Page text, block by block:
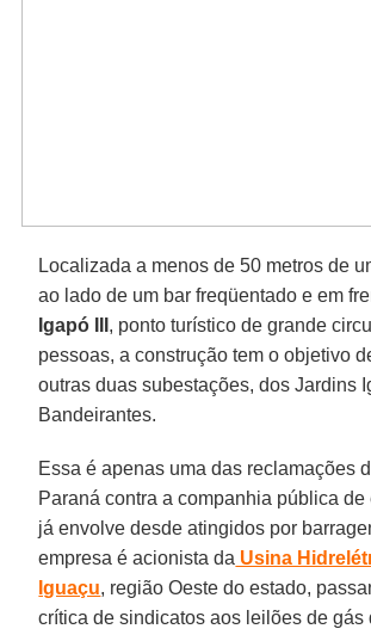
Localizada a menos de 50 metros de
ao lado de um bar freqüentado e em
Igapó III , ponto turístico de grande
pessoas, a construção tem o objetivo
outras duas subestações, dos Jardins
Bandeirantes.
Essa é apenas uma das reclamações
Paraná contra a companhia pública de
já envolve desde atingidos por
empresa é acionista da Usina
Iguaçu, região Oeste do estado,
crítica de sindicatos aos leilões de gás